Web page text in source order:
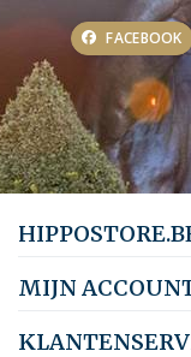
FACEBOOK
MIJN